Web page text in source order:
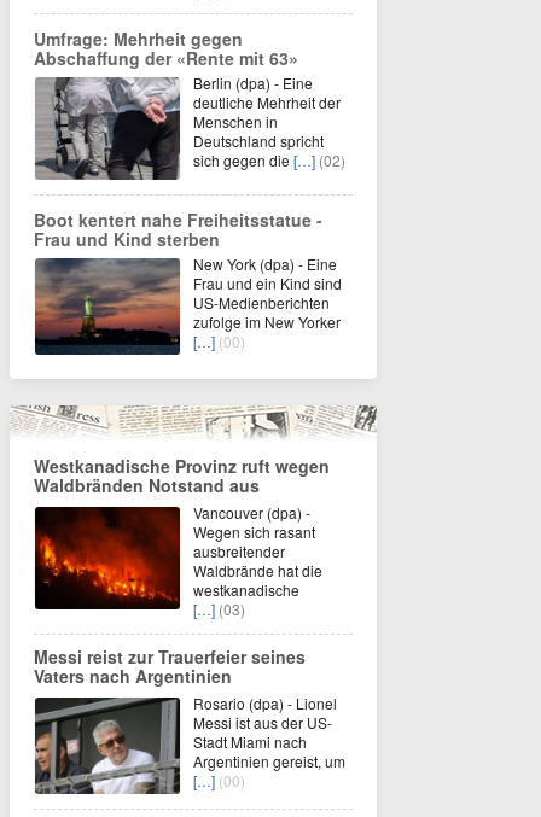
Umfrage: Mehrheit gegen
Abschaffung der «Rente mit 63»
Berlin (dpa) - Eine
deutliche Mehrheit der
Menschen in
Deutschland spricht
sich gegen die […] (02)
Boot kentert nahe Freiheitsstatue -
Frau und Kind sterben
New York (dpa) - Eine
Frau und ein Kind sind
US-Medienberichten
zufolge im New Yorker
[…] (00)
Westkanadische Provinz ruft wegen
Waldbränden Notstand aus
Vancouver (dpa) -
Wegen sich rasant
ausbreitender
Waldbrände hat die
westkanadische
[…] (03)
Messi reist zur Trauerfeier seines
Vaters nach Argentinien
Rosario (dpa) - Lionel
Messi ist aus der US-
Stadt Miami nach
Argentinien gereist, um
[…] (00)